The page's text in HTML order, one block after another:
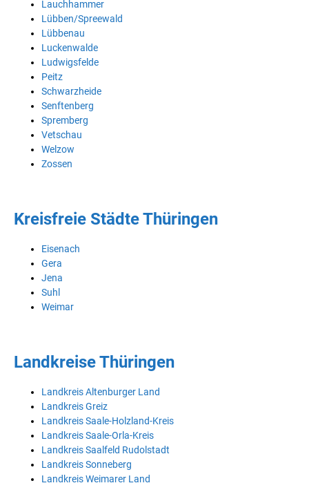
Lauchhammer
Lübben/Spreewald
Lübbenau
Luckenwalde
Ludwigsfelde
Peitz
Schwarzheide
Senftenberg
Spremberg
Vetschau
Welzow
Zossen
Kreisfreie Städte Thüringen
Eisenach
Gera
Jena
Suhl
Weimar
Landkreise Thüringen
Landkreis Altenburger Land
Landkreis Greiz
Landkreis Saale-Holzland-Kreis
Landkreis Saale-Orla-Kreis
Landkreis Saalfeld Rudolstadt
Landkreis Sonneberg
Landkreis Weimarer Land